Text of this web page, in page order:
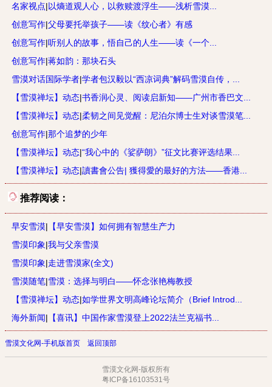
名家视点|以熵道观人心，以救赎渡浮生——浅析雪漠...
创意写作|父母要托举孩子——读《纹心者》有感
创意写作|听别人的故事，悟自己的人生——读《一个...
创意写作|蒋如韵：那块石头
雪漠对话国际学者|学者包汉毅以“西凉词典”解码雪漠自传，...
【雪漠禅坛】动态|书香润心灵、阅读启新知——广州市香巴文...
【雪漠禅坛】动态|柔韧之间见觉醒：尼泊尔博士生对谈雪漠笔...
创意写作|那个追梦的少年
【雪漠禅坛】动态|“我心中的《娑萨朗》”征文比赛评选结果...
【雪漠禅坛】动态|讀書會公告| 獲得愛的最好的方法——香港...
推荐阅读：
早安雪漠| 【早安雪漠】如何拥有智慧生产力
雪漠印象|我与父亲雪漠
雪漠印象|走进雪漠家(全文)
雪漠随笔|雪漠：选择与明白——怀念张艳梅教授
【雪漠禅坛】动态|如学世界文明高峰论坛简介（Brief Introd...
海外新闻| 【喜讯】中国作家雪漠登上2022法兰克福书...
雪漠文化网-手机版首页 返回顶部
雪漠文化网-版权所有
粤ICP备16103531号